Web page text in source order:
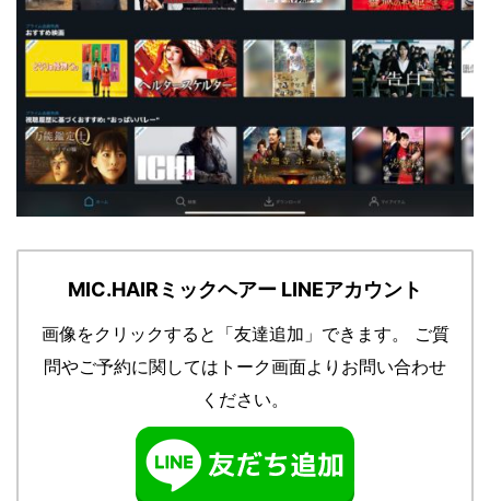
MIC.HAIRミックヘアー LINEアカウント
画像をクリックすると「友達追加」できます。
ご質
問やご予約に関してはトーク画面よりお問い合わせ
ください。